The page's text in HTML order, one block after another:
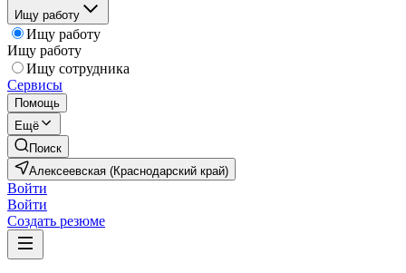
Ищу работу
Ищу работу
Ищу работу
Ищу сотрудника
Сервисы
Помощь
Ещё
Поиск
Алексеевская (Краснодарский край)
Войти
Войти
Создать резюме